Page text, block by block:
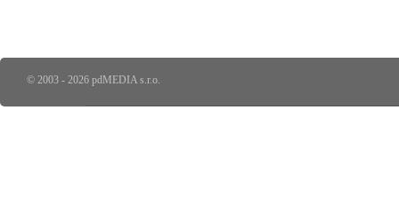
© 2003 - 2026 pdMEDIA s.r.o.